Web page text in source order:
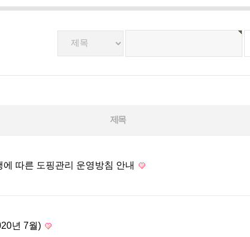
제목
따른 도핑관리 운영방침 안내
년 7월)